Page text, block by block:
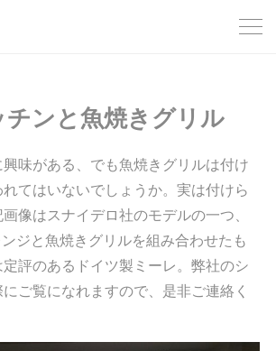
ンと魚焼きグリル
味がある、でも魚焼きグリルは付け
てはいないでしょうか。実は付けら
像はスナイデロ社のモデルの一つ、
ジと魚焼きグリルを組み合わせたも
評のあるドイツ製ミーレ。弊社のシ
ご覧になれますので、是非ご連絡く